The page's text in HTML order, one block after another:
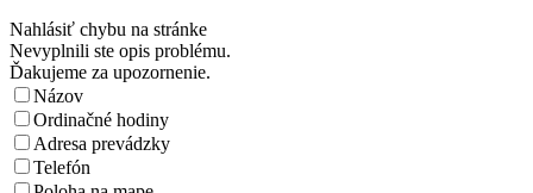
Nahlásiť chybu na stránke
Nevyplnili ste opis problému.
Ďakujeme za upozornenie.
Názov
Ordinačné hodiny
Adresa prevádzky
Telefón